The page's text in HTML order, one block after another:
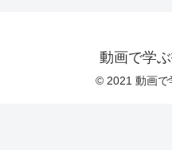
動画で学
© 2021 動画で